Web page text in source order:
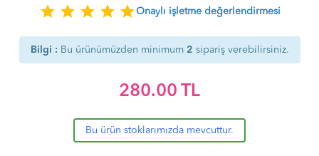
star star star star starOnaylı işletme değerlendirmesi
Bilgi : Bu ürünümüzden minimum 2 sipariş verebilirsiniz.
280.00 TL
Bu ürün stoklarımızda mevcuttur.